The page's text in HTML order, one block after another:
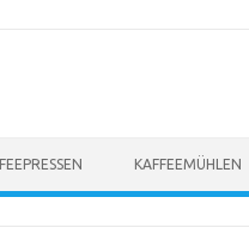
KAFFEEMÜHLEN